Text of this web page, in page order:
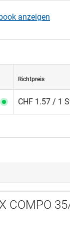
anzeigen
Richtpreis
CHF 1.57 / 1
COMPO